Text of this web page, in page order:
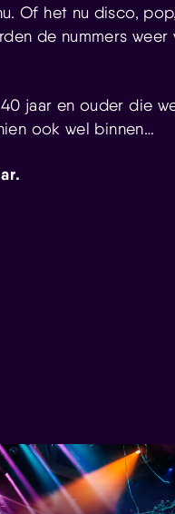
Of het nu disco,
de nummers
jaar en ouder die
ook wel binnen…